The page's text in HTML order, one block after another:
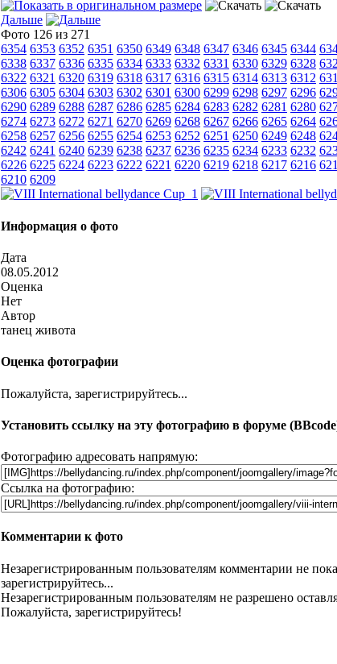
Дальше
Фото 126 из 271
6354 6353 6352 6351 6350 6349 6348 6347 6346 6345 6344
6338 6337 6336 6335 6334 6333 6332 6331 6330 6329 6328
6322 6321 6320 6319 6318 6317 6316 6315 6314 6313 6312
6306 6305 6304 6303 6302 6301 6300 6299 6298 6297 6296
6290 6289 6288 6287 6286 6285 6284 6283 6282 6281 6280
6274 6273 6272 6271 6270 6269 6268 6267 6266 6265 6264
6258 6257 6256 6255 6254 6253 6252 6251 6250 6249 6248
6242 6241 6240 6239 6238 6237 6236 6235 6234 6233 6232
6226 6225 6224 6223 6222 6221 6220 6219 6218 6217 6216
6210 6209
Информация о фото
Дата
08.05.2012
Оценка
Нет
Автор
танец живота
Оценка фотографии
Пожалуйста, зарегистрируйтесь...
Установить ссылку на эту фотографию в форуме
Фотографию адресовать напрямую:
Ссылка на фотографию:
Комментарии к фото
Незарегистрированным пользователям комментарии не
зарегистрируйтесь...
Незарегистрированным пользователям не разрешено
Пожалуйста, зарегистрируйтесь!